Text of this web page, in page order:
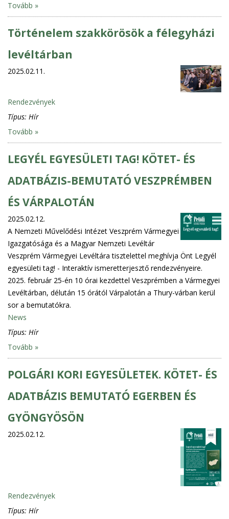
Tovább »
Történelem szakkörösök a félegyházi
levéltárban
2025.02.11.
Rendezvények
Típus: Hír
Tovább »
LEGYÉL EGYESÜLETI TAG! KÖTET- ÉS
ADATBÁZIS-BEMUTATÓ VESZPRÉMBEN
ÉS VÁRPALOTÁN
2025.02.12.
A Nemzeti Művelődési Intézet Veszprém Vármegyei
Igazgatósága és a Magyar Nemzeti Levéltár
Veszprém Vármegyei Levéltára tisztelettel meghívja Önt Legyél
egyesületi tag! - Interaktív ismeretterjesztő rendezvényeire.
2025. február 25-én 10 órai kezdettel Veszprémben a Vármegyei
Levéltárban, délután 15 órától Várpalotán a Thury-várban kerül
sor a bemutatókra.
News
Típus: Hír
Tovább »
POLGÁRI KORI EGYESÜLETEK. KÖTET- ÉS
ADATBÁZIS BEMUTATÓ EGERBEN ÉS
GYÖNGYÖSÖN
2025.02.12.
Rendezvények
Típus: Hír